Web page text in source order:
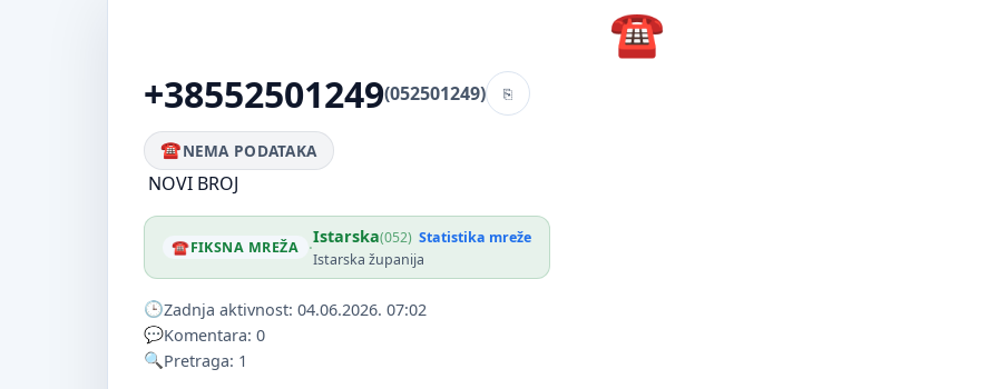
+38552501249(052501249)
NEMA PODATAKA
NOVI BROJ
FIKSNA MREŽA ·Istarska(052) Statistika mreže
Istarska županija
Zadnja aktivnost: 04.06.2026. 07:02
Komentara: 0
Pretraga: 1